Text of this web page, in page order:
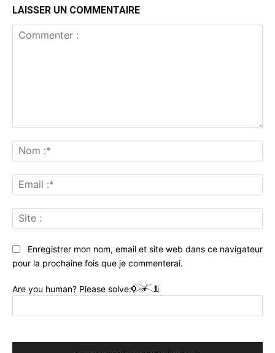
LAISSER UN COMMENTAIRE
:*
:*
:
Enregistrer mon nom, email et site web dans ce navigateur
pour la prochaine fois que je commenterai.
Are you human? Please solve: